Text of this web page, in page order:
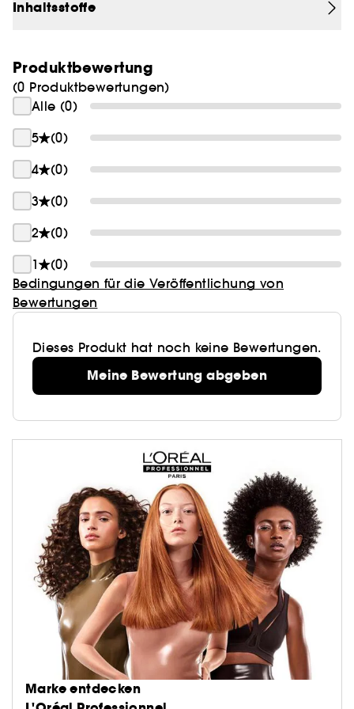
Inhaltsstoffe
Produktbewertung
(0 Produktbewertungen)
Alle (0)
5
(0)
4
(0)
3
(0)
2
(0)
1
(0)
Bedingungen für die Veröffentlichung von
Bewertungen
Dieses Produkt hat noch keine Bewertungen.
Meine Bewertung abgeben
Marke entdecken